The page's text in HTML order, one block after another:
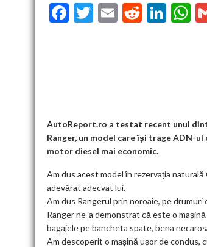
F
k
T
E
R
Li
p
AutoReport.ro a testat recent unul
Ranger, un model care își trage ADN-
motor diesel mai economic.
Am dus acest model în rezervația
adevărat adecvat lui.
Am dus Rangerul prin noroaie, pe drumuri
Ranger ne-a demonstrat că este o
bagajele pe bancheta spate, bena
Am descoperit o mașină ușor de condus,